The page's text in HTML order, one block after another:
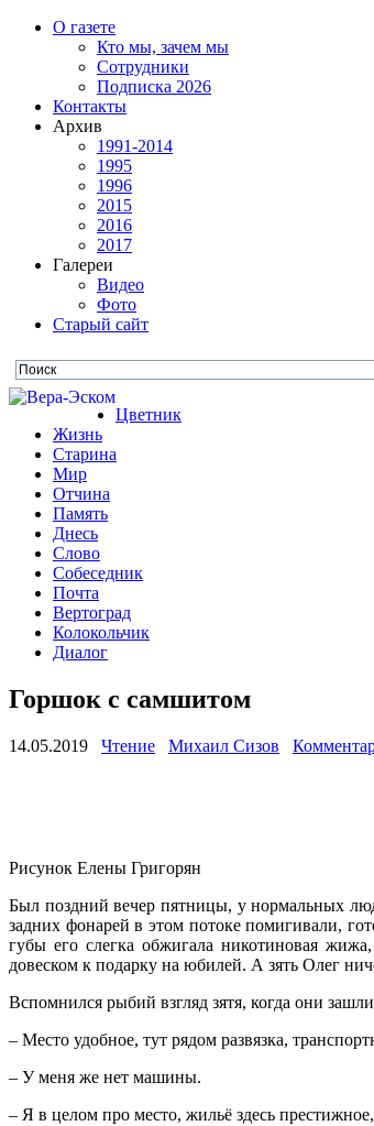
О газете
Кто мы, зачем мы
Сотрудники
Подписка 2026
Контакты
Архив
1991-2014
1995
1996
2015
2016
2017
Галереи
Видео
Фото
Старый сайт
Цветник
Жизнь
Старина
Мир
Отчина
Память
Днесь
Слово
Собеседник
Почта
Вертоград
Колокольчик
Диалог
Горшок с самшитом
14.05.2019 Чтение Михаил Сизов
Рисунок Елены Григорян
Был поздний вечер пятницы, у нормальных
задних фонарей в этом потоке помигивали,
губы его слегка обжигала никотиновая
довеском к подарку на юбилей. А зять Олег
Вспомнился рыбий взгляд зятя, когда они
– Место удобное, тут рядом развязка,
– У меня же нет машины.
– Я в целом про место, жильё здесь